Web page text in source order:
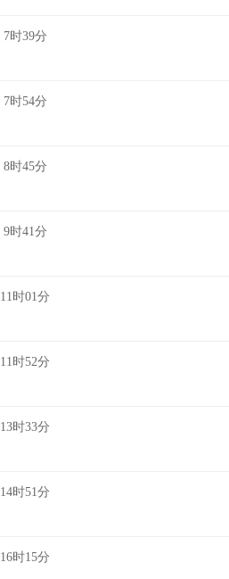
7时39分
7时54分
8时45分
9时41分
11时01分
11时52分
13时33分
14时51分
16时15分